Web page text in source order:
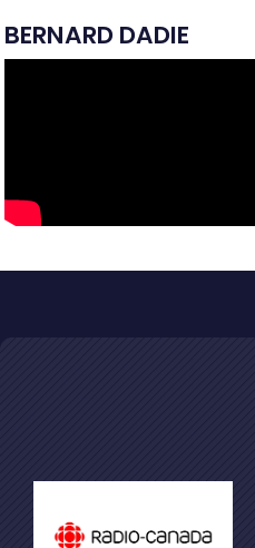
BERNARD DADIE